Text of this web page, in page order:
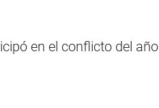
en el conflicto del año